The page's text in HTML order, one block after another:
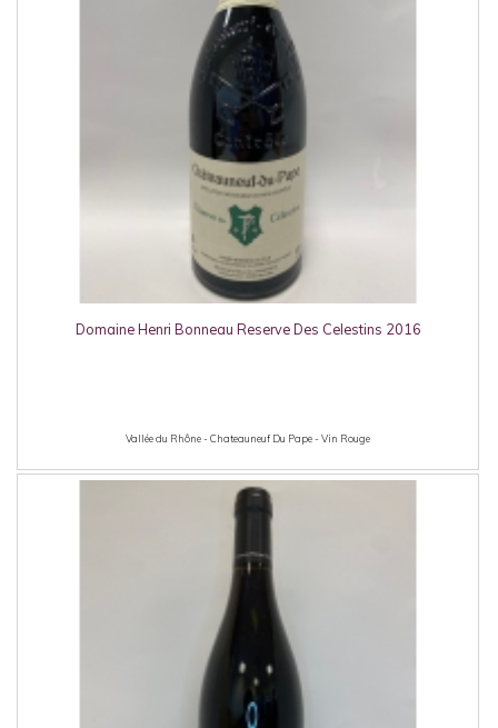
Domaine Henri Bonneau Reserve Des Celestins 2016
Vallée du Rhône - Chateauneuf Du Pape - Vin Rouge